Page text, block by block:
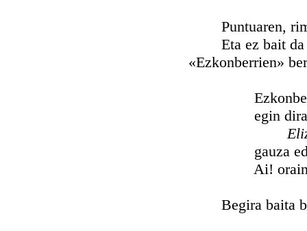
Puntuaren,
Eta ez bait da
«Ezkonberrien»
egin diralako
gauza
Ai! orain
Begira baita